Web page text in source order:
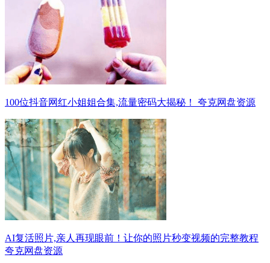
100位抖音网红小姐姐合集,流量密码大揭秘！ 夸克网盘资源
AI复活照片,亲人再现眼前！让你的照片秒变视频的完整教程
夸克网盘资源